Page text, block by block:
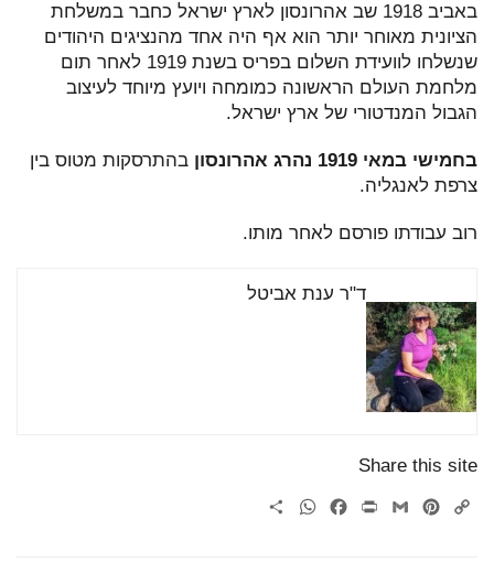
באביב 1918 שב אהרונסון לארץ ישראל כחבר במשלחת
הציונית מאוחר יותר הוא אף היה אחד מהנציגים היהודים
שנשלחו לוועידת השלום בפריס בשנת 1919 לאחר תום
מלחמת העולם הראשונה כמומחה ויועץ מיוחד לעיצוב
הגבול המנדטורי של ארץ ישראל.
בחמישי במאי 1919 נהרג אהרונסון בהתרסקות מטוס בין
צרפת לאנגליה.
רוב עבודתו פורסם לאחר מותו.
ד"ר ענת אביטל
Share this site
Copy
Pinterest
Gmail
Print
Facebook
WhatsApp